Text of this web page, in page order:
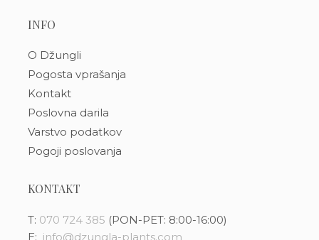
INFO
O Džungli
Pogosta vprašanja
Kontakt
Poslovna darila
Varstvo podatkov
Pogoji poslovanja
KONTAKT
T: 070 724 385 (PON-PET: 8:00-16:00)
E: info@dzungla-plants.com